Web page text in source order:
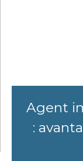
Agent
: